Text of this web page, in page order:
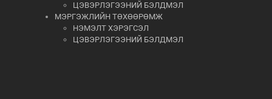
ЦЭВЭРЛЭГЭЭНИЙ БЭЛДМЭЛ
МЭРГЭЖЛИЙН ТӨХӨӨРӨМЖ
НЭМЭЛТ ХЭРЭГСЭЛ
ЦЭВЭРЛЭГЭЭНИЙ БЭЛДМЭЛ